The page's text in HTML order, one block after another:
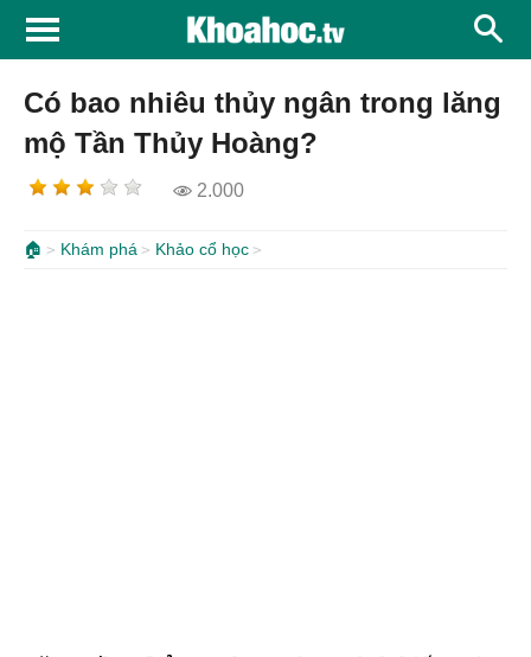
Có bao nhiêu thủy ngân trong lăng
mộ Tần Thủy Hoàng?
2.000
🏠 Khám phá Khảo cổ học